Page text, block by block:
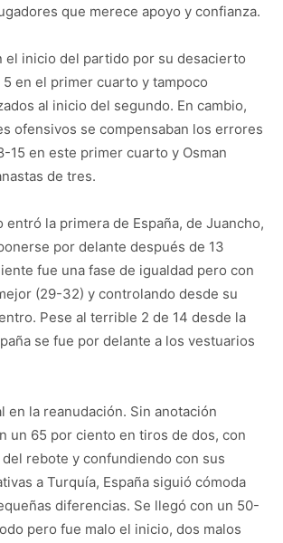
que merece apoyo y confianza.
el inicio del partido por su desacierto
en el primer cuarto y tampoco
al inicio del segundo. En cambio,
ofensivos se compensaban los errores
15 en este primer cuarto y Osman
de tres.
entró la primera de España, de Juancho,
por delante después de 13
fue una fase de igualdad pero con
(29-32) y controlando desde su
Pese al terrible 2 de 14 desde la
se fue por delante a los vestuarios
en la reanudación. Sin anotación
un 65 por ciento en tiros de dos, con
rebote y confundiendo con sus
a Turquía, España siguió cómoda
diferencias. Se llegó con un 50-
pero fue malo el inicio, dos malos